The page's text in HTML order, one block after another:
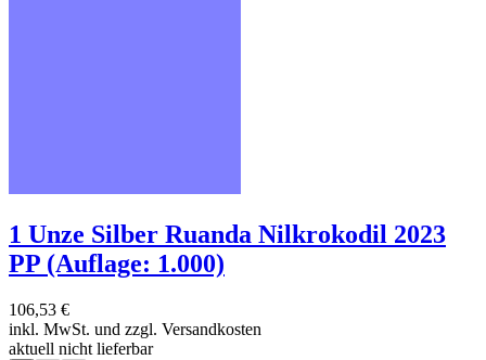
1 Unze Silber Ruanda Nilkrokodil 2023
PP (Auflage: 1.000)
106,53 €
inkl. MwSt. und zzgl. Versandkosten
aktuell nicht lieferbar